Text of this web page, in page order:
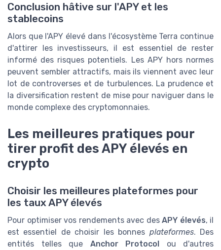
Conclusion hâtive sur l'APY et les
stablecoins
Alors que l'APY élevé dans l'écosystème Terra continue
d'attirer les investisseurs, il est essentiel de rester
informé des risques potentiels. Les APY hors normes
peuvent sembler attractifs, mais ils viennent avec leur
lot de controverses et de turbulences. La prudence et
la diversification restent de mise pour naviguer dans le
monde complexe des cryptomonnaies.
Les meilleures pratiques pour
tirer profit des APY élevés en
crypto
Choisir les meilleures plateformes pour
les taux APY élevés
Pour optimiser vos rendements avec des APY élevés, il
est essentiel de choisir les bonnes plateformes. Des
entités telles que Anchor Protocol ou d'autres